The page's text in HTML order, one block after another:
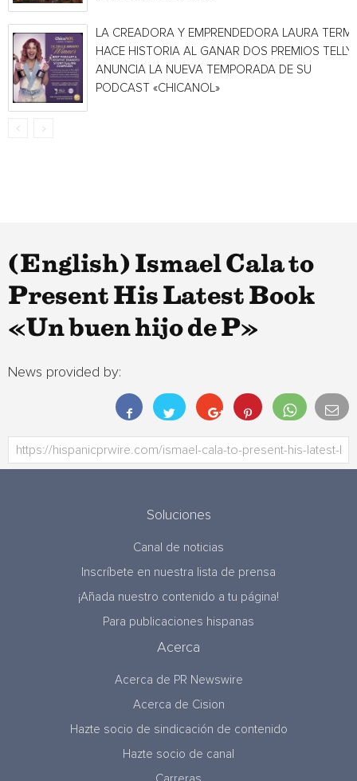
LA CREADORA Y EMPRENDEDORA LAURA
HACE HISTORIA AL GANAR DOS PREMIOS TELLY
ANUNCIA LA NUEVA TEMPORADA DE SU
PODCAST «CHICANOL»
(English) Ismael Cala to
Present His Latest Book
«Un buen hijo de P»
News provided by:
Soluciones
Canal de noticias
Inscríbete en nuestra lista de prensa
¡Añada nuestro contenido a tu página!
Para publicaciones hispanas
Acerca
Acerca de PR Newswire
Acerca de Cision
Hazte socio de sindicación de contenido
Hazte socio de canal